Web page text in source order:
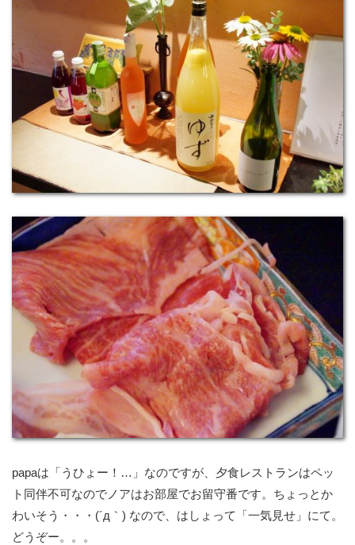
papaは「うひょー！…」なのですが、夕食レストランはペッ
ト同伴不可なのでノアはお部屋でお留守番です。ちょっとか
わいそう・・・(´д｀) なので、はしょって「一気見せ」にて。
どうぞー。。。